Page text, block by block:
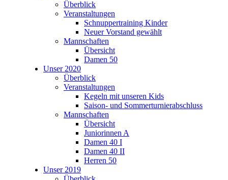
Überblick
Veranstaltungen
Schnuppertraining Kinder
Neuer Vorstand gewählt
Mannschaften
Übersicht
Damen 50
Unser 2020
Überblick
Veranstaltungen
Kegeln mit unseren Kids
Saison- und Sommerturnierabschluss
Mannschaften
Übersicht
Juniorinnen A
Damen 40 I
Damen 40 II
Herren 50
Unser 2019